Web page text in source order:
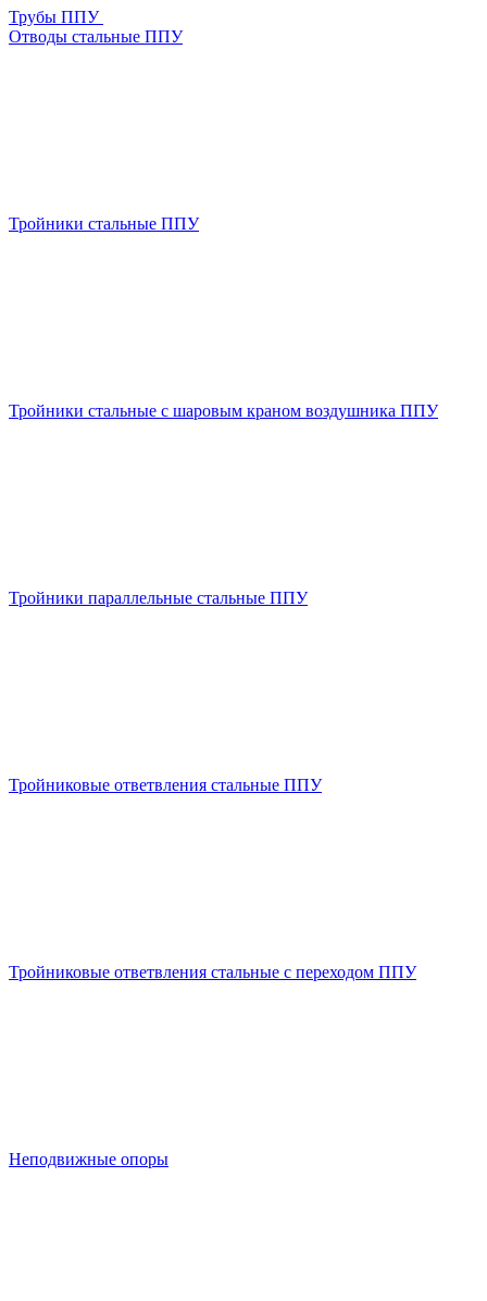
Трубы ППУ
Отводы стальные ППУ
Тройники стальные ППУ
Тройники стальные с шаровым краном воздушника ППУ
Тройники параллельные стальные ППУ
Тройниковые ответвления стальные ППУ
Тройниковые ответвления стальные с переходом ППУ
Неподвижные опоры